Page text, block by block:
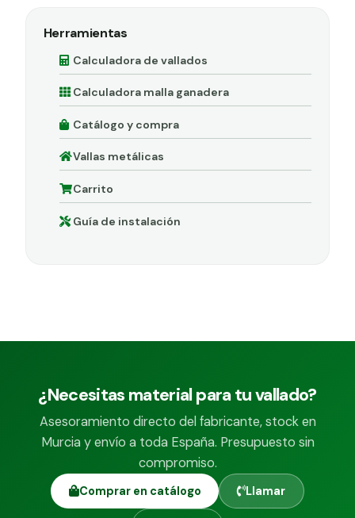
Herramientas
Calculadora de vallados
Calculadora malla ganadera
Catálogo y compra
Vallas metálicas
Carrito
Guía de instalación
¿Necesitas material para tu vallado?
Asesoramiento directo del fabricante, stock en
Murcia y envío a toda España. Presupuesto sin
compromiso.
Comprar en catálogo Llamar